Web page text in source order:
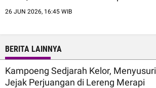
26 JUN 2026, 16:45 WIB
BERITA LAINNYA
Kampoeng Sedjarah Kelor, Menyusuri
Jejak Perjuangan di Lereng Merapi